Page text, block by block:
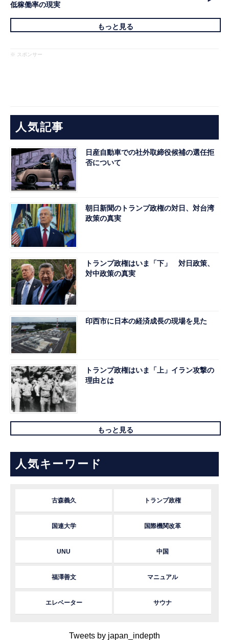
低稼働率の現実
もっと見る
※ スポンサー
人気記事
日産自動車での社外取締役候補の選任拒
否について
朝日新聞のトランプ政権の対日、対台湾
政策の真実
トランプ政権はいま「下」 対日政策、
対中政策の真実
印西市に日本の経済成長の現場を見た
トランプ政権はいま「上」イラン攻撃の
理由とは
もっと見る
人気キーワード
古森義久 トランプ政権
国連大学 国際機関改革
UNU 中国
福澤善文 マニュアル
エレベーター サウナ
Tweets by japan_indepth